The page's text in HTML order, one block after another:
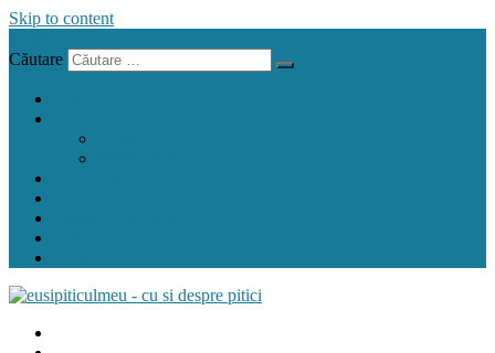
Skip to content
Căutare